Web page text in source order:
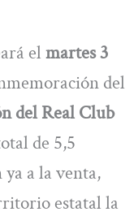
el martes 3
del
del Real Club
de 5,5
a la venta,
estatal la